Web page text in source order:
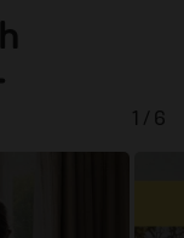
1 / 6